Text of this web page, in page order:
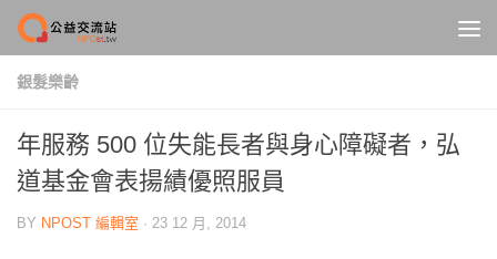
Skip to content
銀髮樂齡
年服務 500 位失能長者與身心障礙者，弘
道基金會表揚績優照服員
BY NPOST 編輯室 · 23 12 月, 2014